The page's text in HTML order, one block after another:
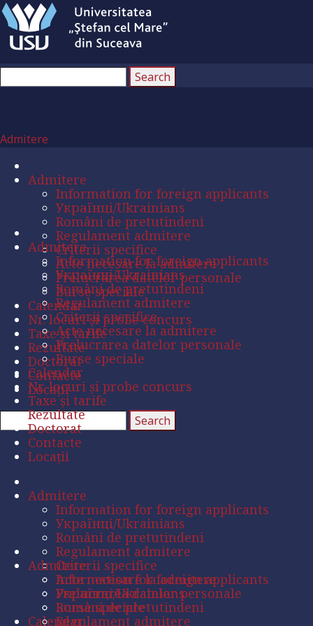
Admitere
Admitere
Information for foreign applicants
Українці/Ukrainians
Români de pretutindeni
Regulament admitere
Criterii specifice
Acte necesare la admitere
Prelucrarea datelor personale
Burse speciale
Calendar
Nr. locuri și probe concurs
Taxe și tarife
Rezultate
Doctorat
Contacte
Locații
Admitere
Information for foreign applicants
Українці/Ukrainians
Români de pretutindeni
Regulament admitere
Criterii specifice
Acte necesare la admitere
Prelucrarea datelor personale
Burse speciale
Calendar
Nr. locuri și probe concurs
Taxe și tarife
Rezultate
Doctorat
Contacte
Locații
Admitere
Information for foreign applicants
Українці/Ukrainians
Români de pretutindeni
Regulament admitere
Criterii specifice
Acte necesare la admitere
Prelucrarea datelor personale
Burse speciale
Calendar
Admitere
Information for foreign applicants
Українці/Ukrainians
Români de pretutindeni
Regulament admitere